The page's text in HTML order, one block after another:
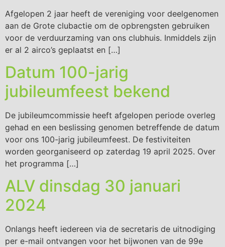
Afgelopen 2 jaar heeft de vereniging voor deelgenomen
aan de Grote clubactie om de opbrengsten gebruiken
voor de verduurzaming van ons clubhuis. Inmiddels zijn
er al 2 airco’s geplaatst en […]
Datum 100-jarig
jubileumfeest bekend
De jubileumcommissie heeft afgelopen periode overleg
gehad en een beslissing genomen betreffende de datum
voor ons 100-jarig jubileumfeest. De festiviteiten
worden georganiseerd op zaterdag 19 april 2025. Over
het programma […]
ALV dinsdag 30 januari
2024
Onlangs heeft iedereen via de secretaris de uitnodiging
per e-mail ontvangen voor het bijwonen van de 99e